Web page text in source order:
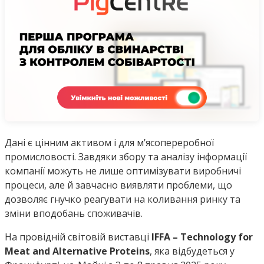
Дані є цінним активом і для м’ясопереробної
промисловості. Завдяки збору та аналізу інформації
компанії можуть не лише оптимізувати виробничі
процеси, але й завчасно виявляти проблеми, що
дозволяє гнучко реагувати на коливання ринку та
зміни вподобань споживачів.
На провідній світовій виставці IFFA – Technology for
Meat and Alternative Proteins, яка відбудеться у